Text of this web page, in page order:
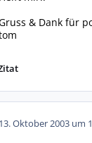
& Dank für
13. Oktober 2003 um